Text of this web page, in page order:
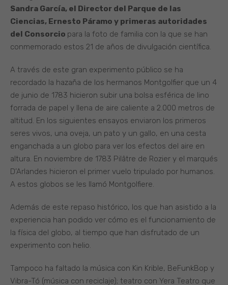
Sandra García, el Director del Parque de las
Ciencias, Ernesto Páramo y primeras autoridades
del Consorcio para la foto de familia con la que se han
conmemorado estos 21 de años de divulgación científica.
A través de este gran experimento público se ha
recordado la hazaña de los hermanos Montgolfier que un 4
de junio de 1783 hicieron subir una bolsa esférica de lino
forrada de papel y llena de aire caliente a 2.000 metros de
altitud. En los siguientes ensayos enviaron los primeros
seres vivos, una oveja, un pato y un gallo, en una cesta
enganchada a un globo para ver los efectos del aire en
altura. En noviembre de 1783 Pilâtre de Rozier y el marqués
D’Arlandes hicieron el primer vuelo tripulado por humanos.
A estos globos se les llamó Montgolfiere.
Además de este repaso histórico, los que han asistido a la
experiencia han podido ver cómo es el funcionamiento de
la física del globo, al tiempo que han disfrutado de un
experimento con helio.
Tampoco ha faltado la música con Kin Krible, BeFunkBop y
Vibra-Tó (música con reciclaje); teatro con Yera Teatro que